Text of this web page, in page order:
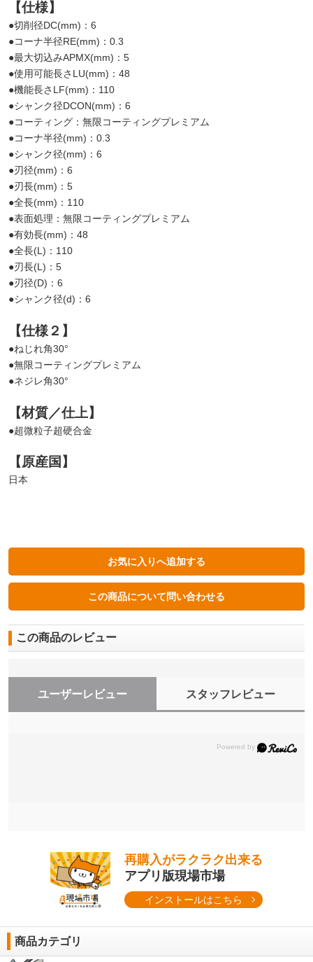
【仕様】
●切削径DC(mm)：6
●コーナ半径RE(mm)：0.3
●最大切込みAPMX(mm)：5
●使用可能長さLU(mm)：48
●機能長さLF(mm)：110
●シャンク径DCON(mm)：6
●コーティング：無限コーティングプレミアム
●コーナ半径(mm)：0.3
●シャンク径(mm)：6
●刃径(mm)：6
●刃長(mm)：5
●全長(mm)：110
●表面処理：無限コーティングプレミアム
●有効長(mm)：48
●全長(L)：110
●刃長(L)：5
●刃径(D)：6
●シャンク径(d)：6
【仕様２】
●ねじれ角30°
●無限コーティングプレミアム
●ネジレ角30°
【材質／仕上】
●超微粒子超硬合金
【原産国】
日本
この商品のレビュー
ユーザーレビュー スタッフレビュー
再購入がラクラク出来る
アプリ版現場市場
インストールはこちら
商品カテゴリ